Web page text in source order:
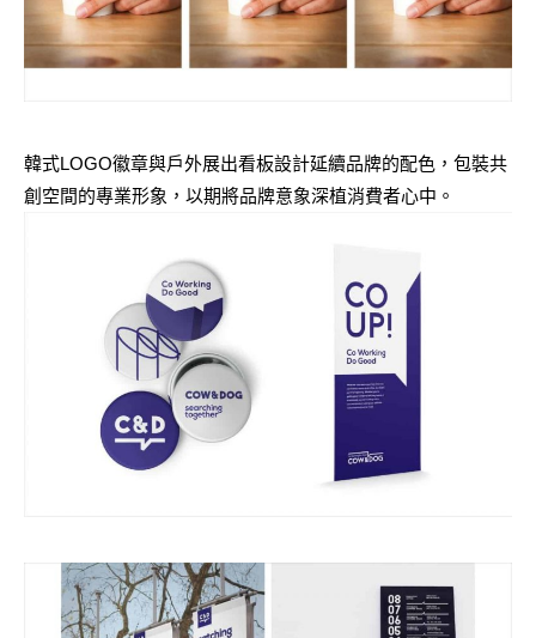
韓式LOGO徽章與戶外展出看板設計延續品牌的配色，包裝共
創空間的專業形象，以期將品牌意象深植消費者心中。